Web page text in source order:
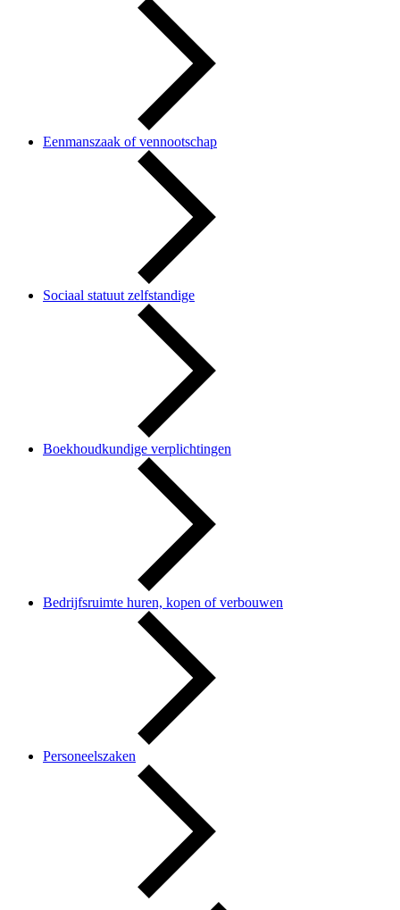
Eenmanszaak of vennootschap
Sociaal statuut zelfstandige
Boekhoudkundige verplichtingen
Bedrijfsruimte huren, kopen of verbouwen
Personeelszaken